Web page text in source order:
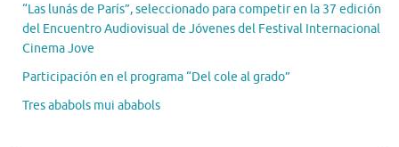
“Las lunás de París”, seleccionado para competir en la 37 edición
del Encuentro Audiovisual de Jóvenes del Festival Internacional
Cinema Jove
Participación en el programa “Del cole al grado”
Tres ababols mui ababols